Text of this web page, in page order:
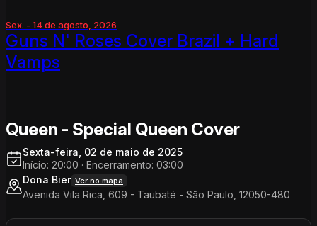
Sex. - 14 de agosto, 2026
Guns N' Roses Cover Brazil + Hard
Vamps
Queen - Special Queen Cover
Sexta-feira, 02 de maio de 2025
Início: 20:00 · Encerramento: 03:00
Dona Bier Ver no mapa
Avenida Vila Rica, 609 - Taubaté - São Paulo, 12050-480